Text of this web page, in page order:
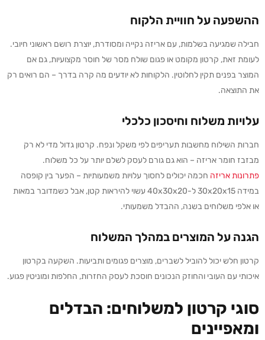
ההשפעה על חוויית הלקוח
חבילה שמגיעה בשלמות, עם אריזה נקייה ומסודרת, יוצרת רושם ראשוני חיובי.
לעומת זאת, קרטון מקומט או פגום שולח מסר של חוסר מקצועיות, גם אם
המוצר בפנים תקין לחלוטין. הלקוחות לא יודעים מה קרה בדרך – הם רואים רק
את התוצאה.
עלויות משלוח וחיסכון כלכלי
חברות השילוח מחשבות תעריפים לפי משקל ונפח. קרטון גדול מדי לא רק
מבזבז חומר אריזה – הוא גם גורם לעסק לשלם יותר על כל משלוח.
פתרונות אריזה חכמה יכולים לחסוך עלויות משמעותיות – הפער בין קופסה
במידה 30x20x15 ל-40x30x20 עשוי להיראות קטן, אבל כשמדובר במאות
או אלפי משלוחים בשנה, ההבדל משמעותי.
הגנה על המוצרים במהלך המשלוח
קרטון חלש יכול להוביל לשברים, מוצרים פגומים ותביעות. השקעה בקרטון
איכותי עם העובי והחוזק הנכונים חוסכת לעסק החזרות, החלפות ומוניטין פגוע.
סוגי קרטון למשלוחים: הבדלים
ומאפיינים